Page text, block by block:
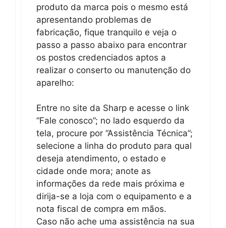
produto da marca pois o mesmo está
apresentando problemas de
fabricação, fique tranquilo e veja o
passo a passo abaixo para encontrar
os postos credenciados aptos a
realizar o conserto ou manutenção do
aparelho:
Entre no site da Sharp e acesse o link
“Fale conosco”; no lado esquerdo da
tela, procure por “Assistência Técnica”;
selecione a linha do produto para qual
deseja atendimento, o estado e
cidade onde mora; anote as
informações da rede mais próxima e
dirija-se a loja com o equipamento e a
nota fiscal de compra em mãos.
Caso não ache uma assistência na sua